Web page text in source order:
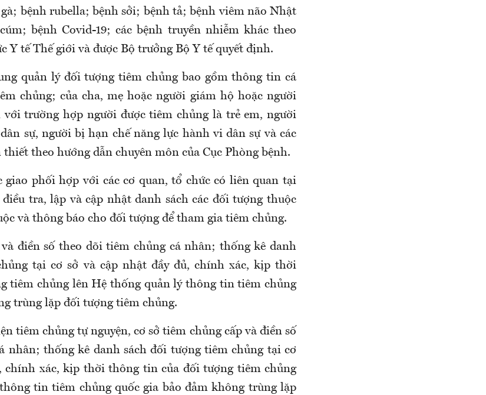
bệnh rubella; bệnh sởi; bệnh tả; bệnh viêm não Nhật
bệnh Covid-19;các bệnh truyền nhiễm khác theo
Y tế Thế giới và được Bộ trưởng Bộ Y tế quyết định.
quản lý đối tượng tiêm chủng bao gồm thông tin cá
chủng; của cha, mẹ hoặc người giám hộ hoặc người
trường hợp người được tiêm chủng là trẻ em, người
sự, người bị hạn chế năng lực hành vi dân sự và các
theo hướng dẫn chuyên môn của Cục Phòng bệnh.
giao phối hợp với các cơ quan, tổ chức có liên quan tại
tra, lập và cập nhật danh sách các đối tượng thuộc
và thông báo cho đối tượng để tham gia tiêm chủng.
điền số theo dõi tiêm chủng cá nhân; thống kê danh
tại cơ sở và cập nhật đầy đủ, chính xác, kịp thời
tiêm chủng lên Hệ thống quản lý thông tin tiêm chủng
trùng lặp đối tượng tiêm chủng.
tiêm chủng tự nguyện, cơ sở tiêm chủng cấp và điền số
nhân; thống kê danh sách đối tượng tiêm chủng tại cơ
chính xác, kịp thời thông tin của đối tượng tiêm chủng
tin tiêm chủng quốc gia bảo đảm không trùng lặp